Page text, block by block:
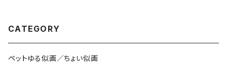
CATEGORY
ペットゆる似画／ちょい似画